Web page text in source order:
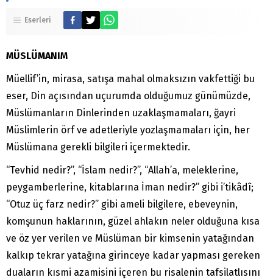
Eserleri
MÜSLÜMANIM
Müellif’in, mirasa, satışa mahal olmaksızın vakfettiği bu
eser, Din açısından uçurumda olduğumuz günümüzde,
Müslümanların Dinlerinden uzaklaşmamaları, ğayri
Müslimlerin örf ve adetleriyle yozlaşmamaları için, her
Müslümana gerekli bilgileri içermektedir.
“Tevhid nedir?”, “İslam nedir?”, “Allah’a, meleklerine,
peygamberlerine, kitablarına İman nedir?” gibi i’tikâdî;
“Otuz üç farz nedir?” gibi ameli bilgilere, ebeveynin,
komşunun haklarının, güzel ahlakın neler olduğuna kısa
ve öz yer verilen ve Müslüman bir kimsenin yatağından
kalkıp tekrar yatağına girinceye kadar yapması gereken
duaların kısmi azamisini içeren bu risalenin tafsilatlısını